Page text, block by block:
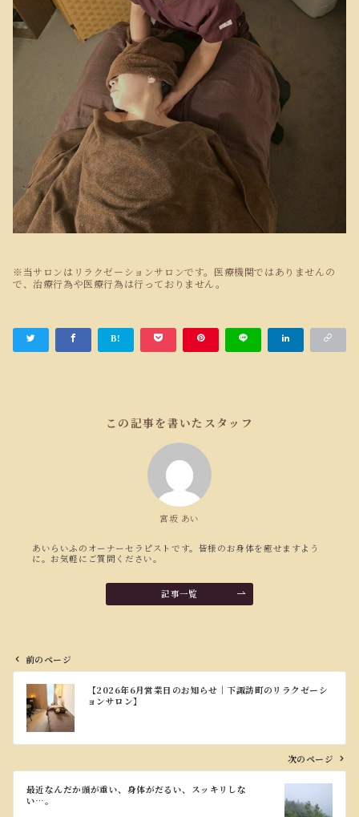
※当サロンはリラクゼーションサロンです。医療機関ではありませんの
で、治療行為や医療行為は行っておりません。
この記事を書いたスタッフ
宮坂 あい
あいらいふのオーナーセラピストです。皆様のお身体を癒せますよう
に。お気軽にご質問ください。
記事一覧
投
ゲ
シ
前のページ
【2026年6月営業日のお知らせ｜下諏訪町のリラクゼーシ
ョンサロン】
次のページ
最近なんだか頭が重い、身体がだるい、スッキリしな
い…。